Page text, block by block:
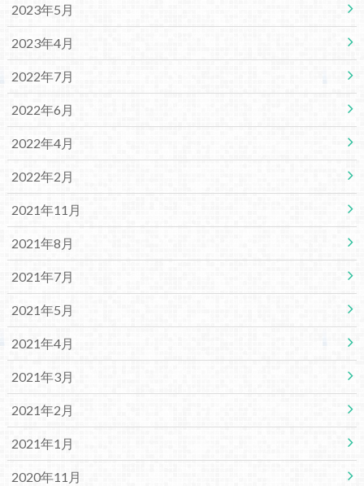
2023年5月
2023年4月
2022年7月
2022年6月
2022年4月
2022年2月
2021年11月
2021年8月
2021年7月
2021年5月
2021年4月
2021年3月
2021年2月
2021年1月
2020年11月